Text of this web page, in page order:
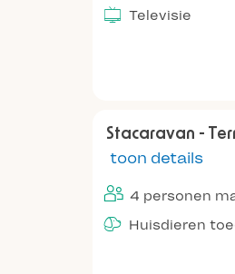
Televisie
Stacaravan -
toon details
4 personen
Huisdieren